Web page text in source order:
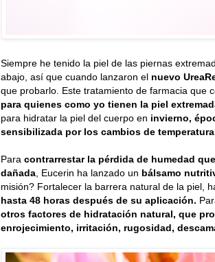
Siempre he tenido la piel de las piernas
abajo, así que cuando lanzaron el nuevo
que probarlo. Este tratamiento de farmacia que
para quienes como yo tienen la piel
para hidratar la piel del cuerpo en invierno,
sensibilizada por los cambios de
Para contrarrestar la pérdida de humedad
dañada , Eucerin ha lanzado un bálsamo
misión? Fortalecer la barrera natural de la piel,
hasta 48 horas después de su aplicación.
otros factores de hidratación natural, que
enrojecimiento, irritación, rugosidad,